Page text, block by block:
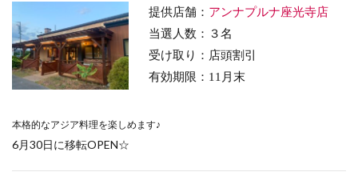
提供店舗： アンナプルナ座光寺店
当選人数：３名
受け取り：店頭割引
有効期限：11月末
本格的なアジア料理を楽しめます♪
6月30日に移転OPEN☆